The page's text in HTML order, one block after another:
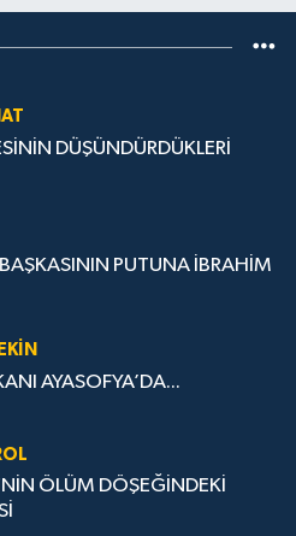
DÜŞÜNDÜRDÜKLERİ
BAŞKASININ PUTUNA İBRAHİM
AYASOFYA’DA...
ÖLÜM DÖŞEĞİNDEKİ